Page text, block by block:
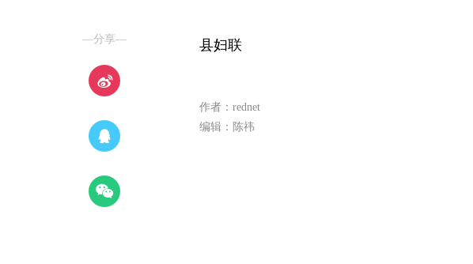
—分享— 县妇联
作者：rednet
编辑：陈祎